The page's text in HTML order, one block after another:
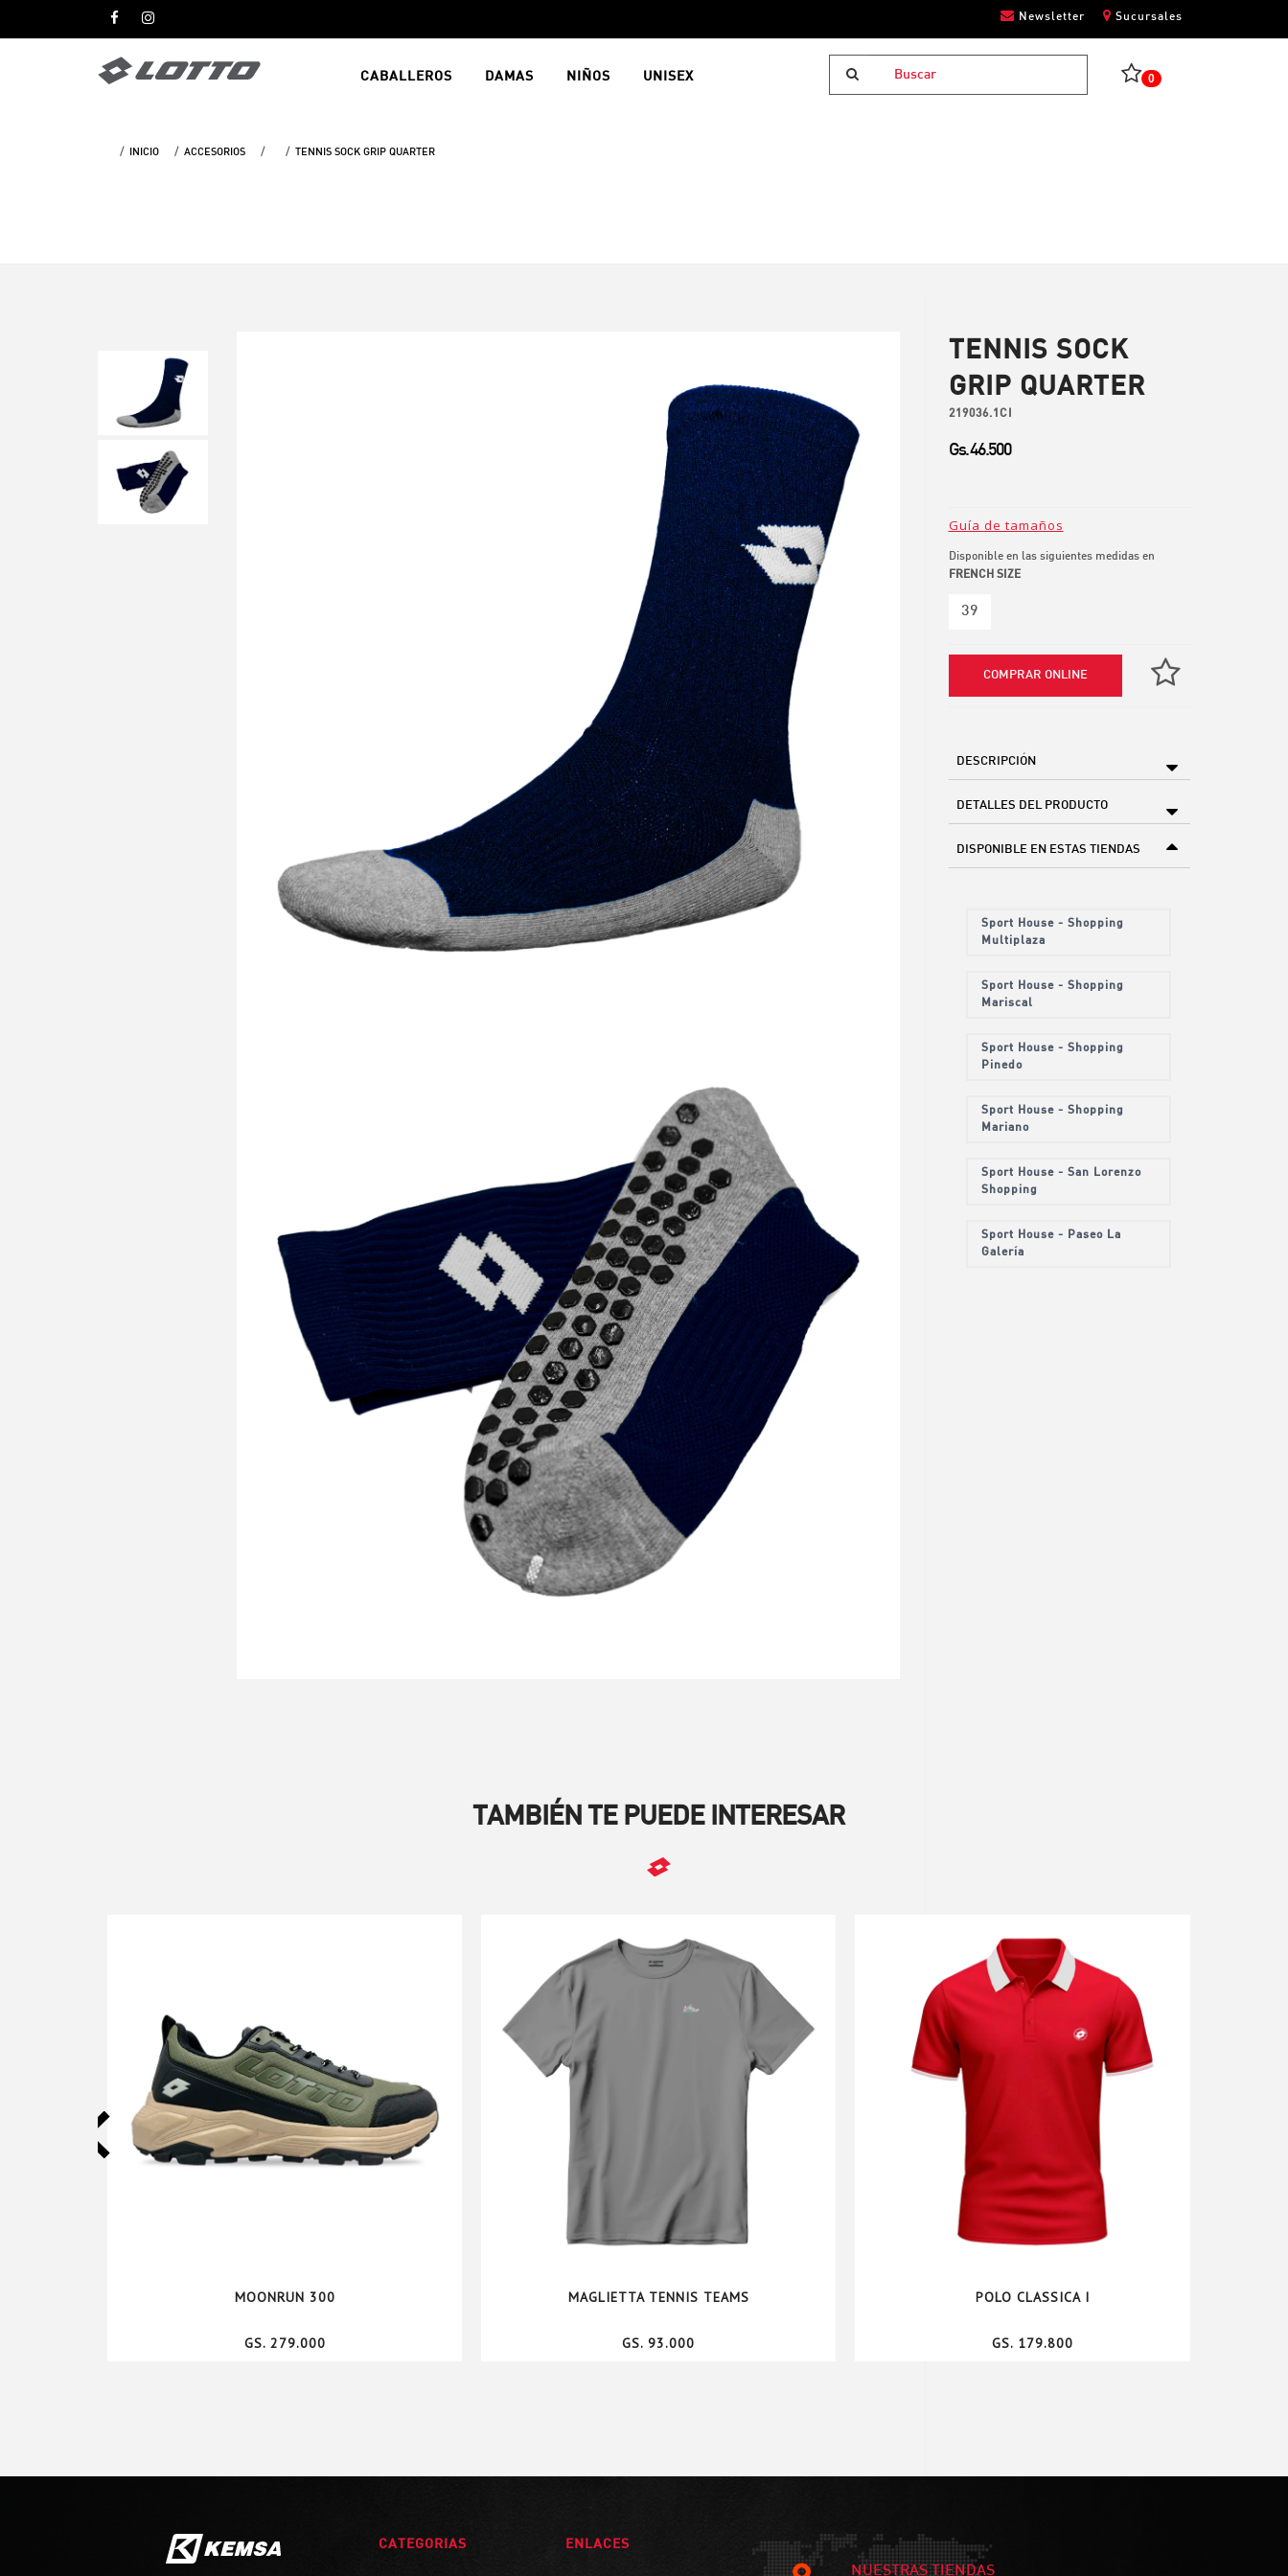
Newsletter Sucursales
0
CABALLEROS DAMAS NIÑOS UNISEX
INICIO ACCESORIOS TENNIS SOCK GRIP QUARTER
TENNIS SOCK
GRIP QUARTER
219036.1CI
Gs. 46.500
Guía de tamaños
Disponible en las siguientes medidas en
FRENCH SIZE
39
COMPRAR ONLINE
DESCRIPCIÓN
DETALLES DEL PRODUCTO
DISPONIBLE EN ESTAS TIENDAS
Sport House - Shopping
Multiplaza
Sport House - Shopping
Mariscal
Sport House - Shopping
Pinedo
Sport House - Shopping
Mariano
Sport House - San Lorenzo
Shopping
Sport House - Paseo La
Galería
TAMBIÉN TE PUEDE INTERESAR
MOONRUN 300
GS. 279.000
MAGLIETTA TENNIS TEAMS
GS. 93.000
POLO CLASSICA I
GS. 179.800
CATEGORIAS ENLACES
NUESTRAS TIENDAS